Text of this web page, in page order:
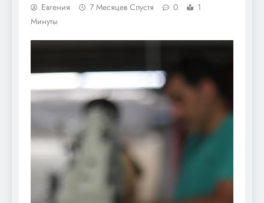
Евгения 7 Месяцев Спустя 0
1
Минуты